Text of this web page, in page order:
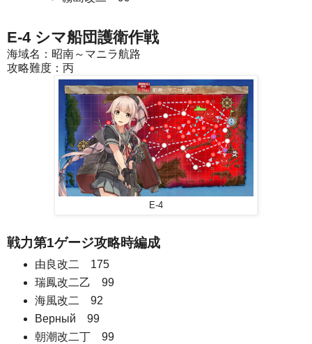
E-4 シマ船団護衛作戦
海域名：昭南～マニラ航路
攻略難度：丙
E-4
戦力第1ゲージ攻略時編成
由良改二 175
瑞鳳改二乙 99
海風改二 92
Верный 99
朝潮改二丁 99